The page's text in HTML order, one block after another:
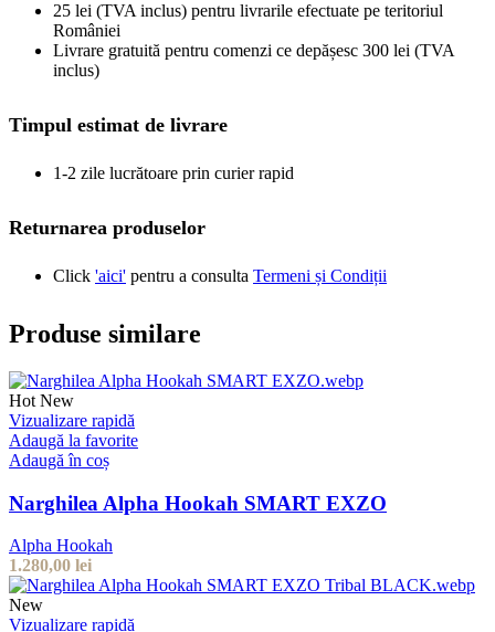
25 lei (TVA inclus) pentru livrarile efectuate pe teritoriul
României
Livrare gratuită pentru comenzi ce depășesc 300 lei (TVA
inclus)
Timpul estimat de livrare
1-2 zile lucrătoare prin curier rapid
Returnarea produselor
Click 'aici' pentru a consulta Termeni și Condiții
Produse similare
Hot New
Vizualizare rapidă
Adaugă la favorite
Adaugă în coș
Narghilea Alpha Hookah SMART EXZO
Alpha Hookah
1.280,00 lei
New
Vizualizare rapidă